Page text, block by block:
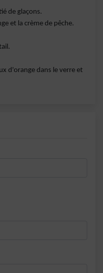
de glaçons.
et la crème de pêche.
d'orange dans le verre et